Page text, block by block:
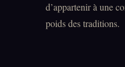
d’appartenir à une
poids des traditions.